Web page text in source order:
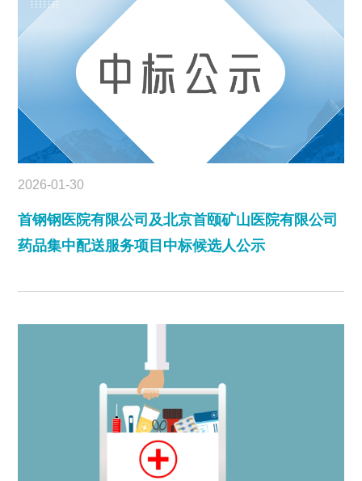
2026-01-30
首钢钢医院有限公司及北京首颐矿山医院有限公司
药品集中配送服务项目中标候选人公示